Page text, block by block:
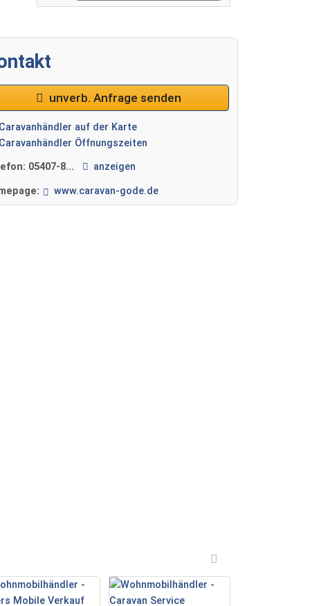
unverb. Anfrage senden
auf der Karte
Öffnungszeiten
05407-8... anzeigen
www.caravan-gode.de